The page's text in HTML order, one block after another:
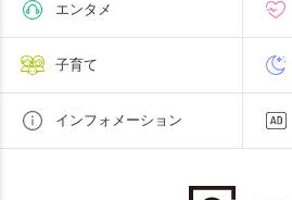
エンタメ
子育て
インフォメーション